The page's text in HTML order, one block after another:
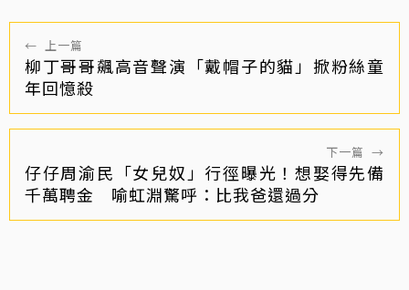
← 上一篇
柳丁哥哥飆高音聲演「戴帽子的貓」掀粉絲童
年回憶殺
下一篇 →
仔仔周渝民「女兒奴」行徑曝光！想娶得先備
千萬聘金 喻虹淵驚呼：比我爸還過分